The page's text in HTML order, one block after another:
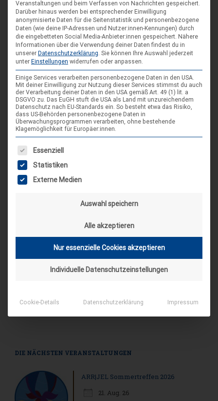
Die Landeslagerleitung stellt sich vor
Max 11. Dezember 2019
2021! Nachdem das Landeslager im letzten Jahr nicht
stattfinden konnte möchten wir es mit EUCH zusammen
dafür dieses Jahr, vom 21. bis 28. August stattfinden lassen!
Das Lager soll in Hameln unter dem maritimen Motto “Unten
am Hafen” stattfinden. Das Konzept des Lagers wird ein
wenig anders aussehen als die der letzten Jahre – also seit
gespannt. Die Landeslagerleitung übernehmen Laura, Neele,
Fredi und Rosi. Wer wir eigentlich sind, wo…
SCHLAGWORT-SUCHE
DIE NÄCHSTEN VERANSTALTUNGEN
ARR|JEL Sommertreffen 2026
21. Aug. 26
Veranstaltungen und beim Verfassen von Nachrichten gespeichert.
Darüber hinaus werden bei entsprechender Einwilligung
anonymisierte Daten für die Seitenstatistik und personenbezogene
Daten (wie deine IP-Adressen und Nutzer:innen-Kennungen) durch
die eingebetteten Social Media-Anbieter:innen gespeichert. Nähere
Informationen über die Verwendung deiner Daten findest du in
unserer Datenschutzerklärung. Sie können Ihre Auswahl jederzeit
unter Einstellungen widerrufen oder anpassen.
Einige Services verarbeiten personenbezogene Daten in den USA.
Mit deiner Einwilligung zur Nutzung dieser Services stimmst du auch
der Verarbeitung deiner Daten in den USA gemäß Art. 49 (1) lit. a
DSGVO zu. Das EuGH stuft die USA als Land mit unzureichendem
Datenschutz nach EU-Standards ein. So besteht etwa das Risiko,
dass US-Behörden personenbezogene Daten in
Überwachungsprogrammen verarbeiten, ohne bestehende
Klagemöglichkeit für Europäer:innen.
Es folgt eine Liste der Service-Gruppen, für die eine
Essenziell
Statistiken
Externe Medien
Auswahl speichern
Alle akzeptieren
Nur essenzielle Cookies akzeptieren
Individuelle Datenschutzeinstellungen
Cookie-Details Datenschutzerklärung Impressum